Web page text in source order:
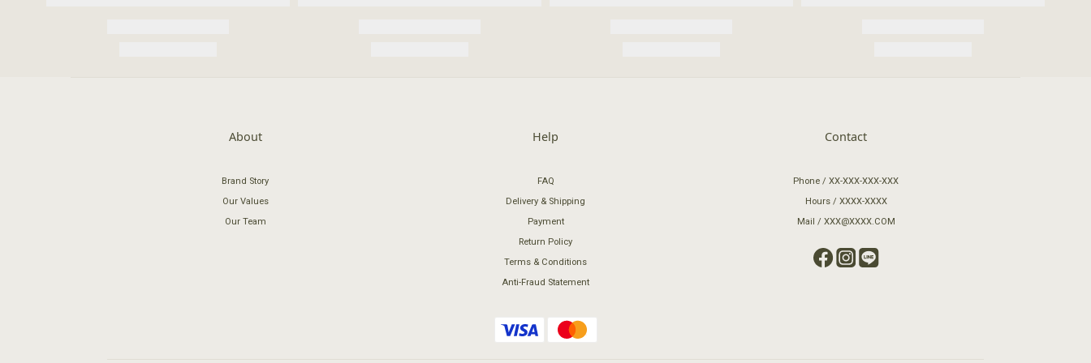
About
Brand Story
Our Values
Our Team
Help
FAQ
Delivery & Shipping
Payment
Return Policy
Terms & Conditions
Anti-Fraud Statement
Contact
Phone / XX-XXX-XXX-XXX
Hours / XXXX-XXXX
Mail / XXX@XXXX.COM